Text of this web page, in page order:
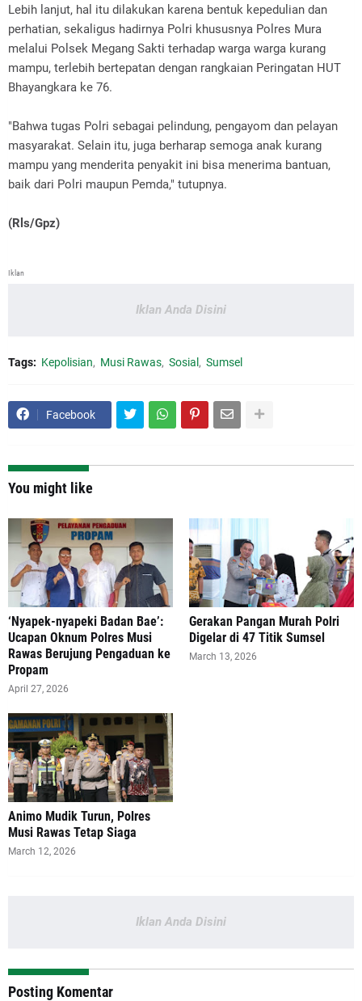
Lebih lanjut, hal itu dilakukan karena bentuk kepedulian dan
perhatian, sekaligus hadirnya Polri khususnya Polres Mura
melalui Polsek Megang Sakti terhadap warga warga kurang
mampu, terlebih bertepatan dengan rangkaian Peringatan HUT
Bhayangkara ke 76.
"Bahwa tugas Polri sebagai pelindung, pengayom dan pelayan
masyarakat. Selain itu, juga berharap semoga anak kurang
mampu yang menderita penyakit ini bisa menerima bantuan,
baik dari Polri maupun Pemda," tutupnya.
(Rls/Gpz)
Iklan
Iklan Anda Disini
Tags: Kepolisian Musi Rawas Sosial Sumsel
Facebook
You might like
‘Nyapek-nyapeki Badan Bae’:
Ucapan Oknum Polres Musi
Rawas Berujung Pengaduan ke
Propam
April 27, 2026
Gerakan Pangan Murah Polri
Digelar di 47 Titik Sumsel
March 13, 2026
Animo Mudik Turun, Polres
Musi Rawas Tetap Siaga
March 12, 2026
Iklan Anda Disini
Posting Komentar